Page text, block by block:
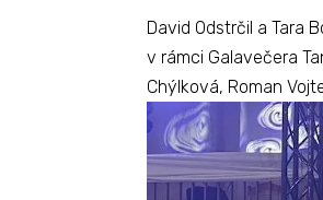
David Odstrčil a Tara
v rámci Galavečera
Chýlková, Roman